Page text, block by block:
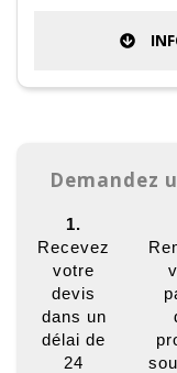
Demandez
1.
Recevez
votre
devis
dans un
délai de
24